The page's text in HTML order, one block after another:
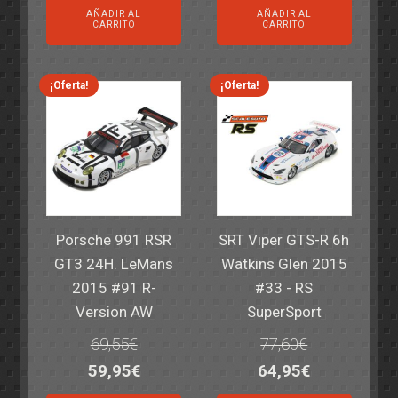
original
era:
82,40€.
es:
59,95€.
AÑADIR AL
CARRITO
original
era:
82,40€.
es:
59,95€.
AÑADIR AL
CARRITO
¡Oferta!
Porsche 991 RSR
GT3 24H. LeMans
2015 #91 R-
Version AW
69,55€
El
59,95€El
¡Oferta!
SRT Viper GTS-R 6h
Watkins Glen 2015
#33 - RS
SuperSport
77,60€
El
64,95€El